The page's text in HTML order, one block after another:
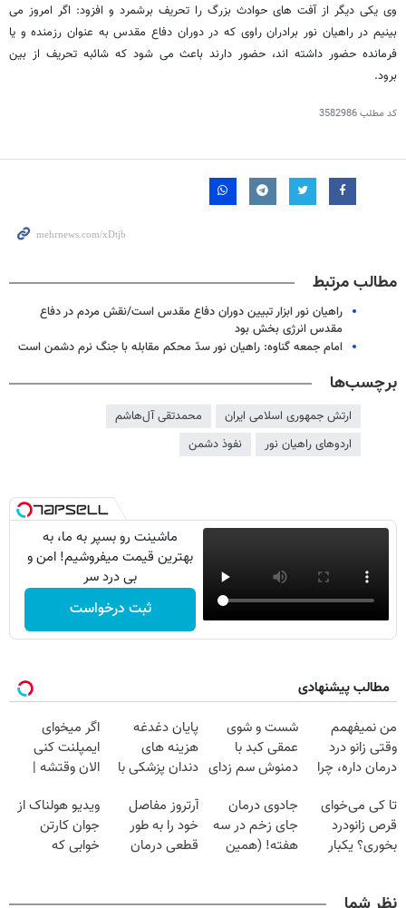
وی یکی دیگر از آفت های حوادث بزرگ را تحریف برشمرد و افزود: اگر امروز می
بینیم در راهیان نور برادران راوی که در دوران دفاع مقدس به عنوان رزمنده و یا
فرمانده حضور داشته اند، حضور دارند باعث می شود که شائبه تحریف از بین
برود.
کد مطلب3582986
مطالب مرتبط
راهیان نور ابزار تبیین دوران دفاع مقدس است/نقش مردم در دفاع
مقدس انرژی بخش بود
امام جمعه گناوه: راهیان نور سدّ محکم مقابله با جنگ نرم دشمن است
برچسب‌ها
ارتش جمهوری اسلامی ایران
محمدتقی آل‌هاشم
اردوهای راهیان نور
نفوذ دشمن
ماشینت رو بسپر به ما، به
بهترین قیمت میفروشیم! امن و
بی درد سر
ثبت درخواست
مطالب پیشنهادی
من نمیفهمم
وقتی زانو درد
درمان داره، چرا
تحمل میکنی؟❗
شست و شوی
عمقی کبد با
دمنوش سم زدای
پایان دغدغه
هزینه های
دندان پزشکی با
خانگی
اگر میخوای
ایمپلنت کنی
الان وقتشه |
میلیون تومان!!!
تا کی می‌خوای
قرص زانودرد
بخوری؟ یکبار
جادوی درمان
جای زخم در سه
هفته! (همین
آرتروز مفاصل
خود را به طور
قطعی درمان
ویدیو هولناک از
جوان کارتن
خوابی که